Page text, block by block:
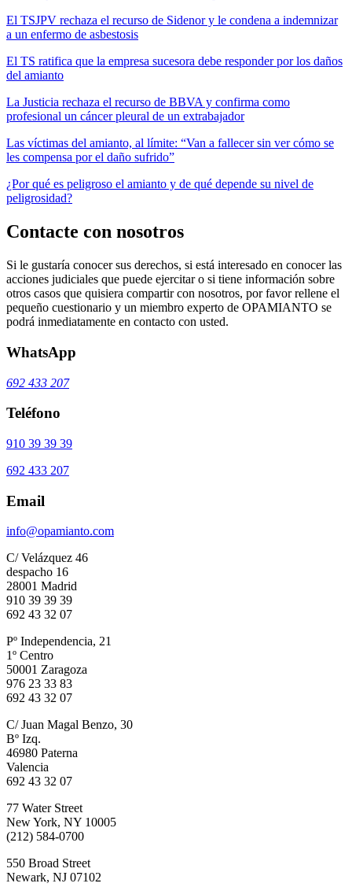
El TSJPV rechaza el recurso de Sidenor y le condena a indemnizar
a un enfermo de asbestosis
El TS ratifica que la empresa sucesora debe responder por los daños
del amianto
La Justicia rechaza el recurso de BBVA y confirma como
profesional un cáncer pleural de un extrabajador
Las víctimas del amianto, al límite: “Van a fallecer sin ver cómo se
les compensa por el daño sufrido”
¿Por qué es peligroso el amianto y de qué depende su nivel de
peligrosidad?
Contacte con nosotros
Si le gustaría conocer sus derechos, si está interesado en conocer las
acciones judiciales que puede ejercitar o si tiene información sobre
otros casos que quisiera compartir con nosotros, por favor rellene el
pequeño cuestionario y un miembro experto de OPAMIANTO se
podrá inmediatamente en contacto con usted.
WhatsApp
692 433 207
Teléfono
910 39 39 39
692 433 207
Email
info@opamianto.com
C/ Velázquez 46
despacho 16
28001 Madrid
910 39 39 39
692 43 32 07
Pº Independencia, 21
1º Centro
50001 Zaragoza
976 23 33 83
692 43 32 07
C/ Juan Magal Benzo, 30
Bº Izq.
46980 Paterna
Valencia
692 43 32 07
77 Water Street
New York, NY 10005
(212) 584-0700
550 Broad Street
Newark, NJ 07102